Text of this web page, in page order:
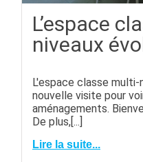
L’espace
niveaux
L'espace classe multi-
nouvelle visite pour
aménagements.
De plus,[...]
Lire la suite...